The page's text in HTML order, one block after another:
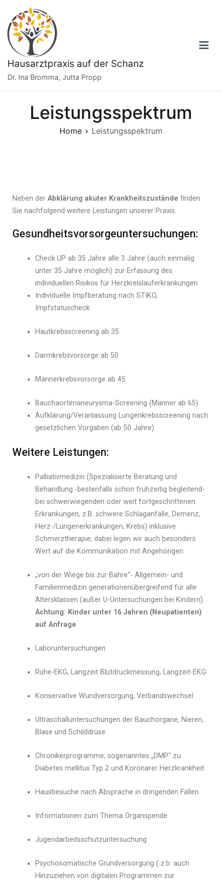
Hausarztpraxis auf der Schanz
Dr. Ina Bromma, Jutta Propp
Leistungsspektrum
Home Leistungsspektrum
Neben der Abklärung akuter Krankheitszustände finden
Sie nachfolgend weitere Leistungen unserer Praxis.
Gesundheitsvorsorgeuntersuchungen:
Check UP ab 35 Jahre alle 3 Jahre (auch einmalig
unter 35 Jahre möglich) zur Erfassung des
individuellen Risikos für Herzkreislauferkrankungen
Individuelle Impfberatung nach STIKO,
Impfstatuscheck
Hautkrebsscreening ab 35
Darmkrebsvorsorge ab 50
Männerkrebsvorsorge ab 45
Bauchaortenaneurysma-Screening (Männer ab 65)
Aufklärung/Veranlassung Lungenkrebsscreening nach
gesetzlichen Vorgaben (ab 50 Jahre)
Weitere Leistungen:
Palliativmedizin (Spezialisierte Beratung und
Behandlung -bestenfalls schon frühzeitig begleitend-
bei schwerwiegenden oder weit fortgeschrittenen
Erkrankungen, z.B. schwere Schlaganfälle, Demenz,
Herz-/Lungenerkrankungen, Krebs) inklusive
Schmerztherapie; dabei legen wir auch besonders
Wert auf die Kommunikation mit Angehörigen
„von der Wiege bis zur Bahre“- Allgemein- und
Familienmedizin generationenübergreifend für alle
Altersklassen (außer U-Untersuchungen bei Kindern).
Achtung: Kinder unter 16 Jahren (Neupatienten)
auf Anfrage
Laboruntersuchungen
Ruhe-EKG, Langzeit Blutdruckmessung, Langzeit-EKG
Konservative Wundversorgung, Verbandswechsel
Ultraschalluntersuchungen der Bauchorgane, Nieren,
Blase und Schilddrüse
Chronikerprogramme, sogenanntes „DMP“ zu
Diabetes mellitus Typ 2 und Koronarer Herzkrankheit
Hausbesuche nach Absprache in dringenden Fällen
Informationen zum Thema Organspende
Jugendarbeitsschutzuntersuchung
Psychosomatische Grundversorgung ( z.b. auch
Hinzuziehen von digitalen Programmen zur